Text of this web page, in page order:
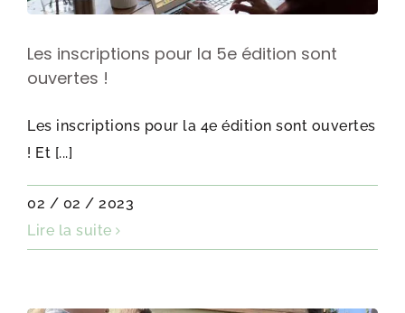
Les inscriptions pour la 5e édition sont
ouvertes !
Les inscriptions pour la 4e édition sont ouvertes
! Et [...]
02 / 02 / 2023
Lire la suite